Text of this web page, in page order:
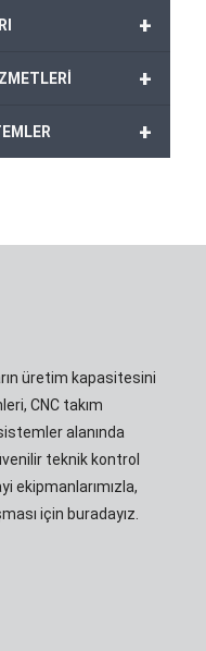
+
+
+
üretim kapasitesini
CNC takım
alanında
teknik kontrol
ekipmanlarımızla,
için buradayız.